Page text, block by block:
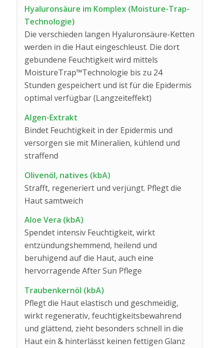
Hyaluronsäure im Komplex (Moisture-Trap-
Technologie)
Die verschieden langen Hyaluronsäure-Ketten
werden in die Haut eingeschleust. Die dort
gebundene Feuchtigkeit wird mittels
MoistureTrap™Technologie bis zu 24
Stunden gespeichert und ist für die Epidermis
optimal verfügbar (Langzeiteffekt)
Algen-Extrakt
Bindet Feuchtigkeit in der Epidermis und
versorgen sie mit Mineralien, kühlend und
straffend
Olivenöl, natives (kbA)
Strafft, regeneriert und verjüngt. Pflegt die
Haut samtweich
Aloe Vera (kbA)
Spendet intensiv Feuchtigkeit, wirkt
entzündungshemmend, heilend und
beruhigend auf die Haut, auch eine
hervorragende After Sun Pflege
Traubenkernöl (kbA)
Pflegt die Haut elastisch und geschmeidig,
wirkt regenerativ, feuchtigkeitsbewahrend
und glättend, zieht besonders schnell in die
Haut ein & hinterlässt keinen fettigen Glanz